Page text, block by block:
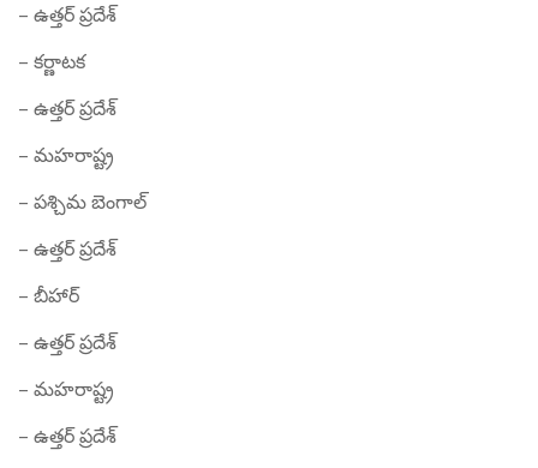
– ఉత్తర్ ప్రదేశ్
– కర్ణాటక
– ఉత్తర్ ప్రదేశ్
– మహరాష్ట్ర
– పశ్చిమ బెంగాల్
– ఉత్తర్ ప్రదేశ్
– బీహార్
– ఉత్తర్ ప్రదేశ్
– మహరాష్ట్ర
– ఉత్తర్ ప్రదేశ్